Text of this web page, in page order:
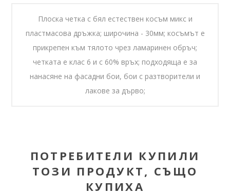
Плоска четка с бял естествен косъм микс и
пластмасова дръжка; широчина - 30мм; косъмът е
прикрепен към тялото чрез ламаринен обръч;
четката е клас 6 и с 60% връх; подходяща е за
нанасяне на фасадни бои, бои с разтворители и
лакове за дърво;
ПОТРЕБИТЕЛИ КУПИЛИ
ТОЗИ ПРОДУКТ, СЪЩО
КУПИХА